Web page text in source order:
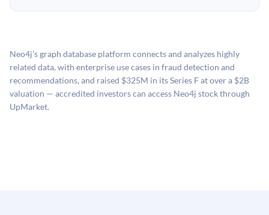
司可比倍数应用私有公司折扣，以反映流动性不足和信
息不对称。此估值不构成投资建议，可能与实际交易价
格存在重大差异。
Neo4j’s graph database platform connects and analyzes highly
related data, with enterprise use cases in fraud detection and
recommendations, and raised $325M in its Series F at over a $2B
valuation — accredited investors can access Neo4j stock through
UpMarket.